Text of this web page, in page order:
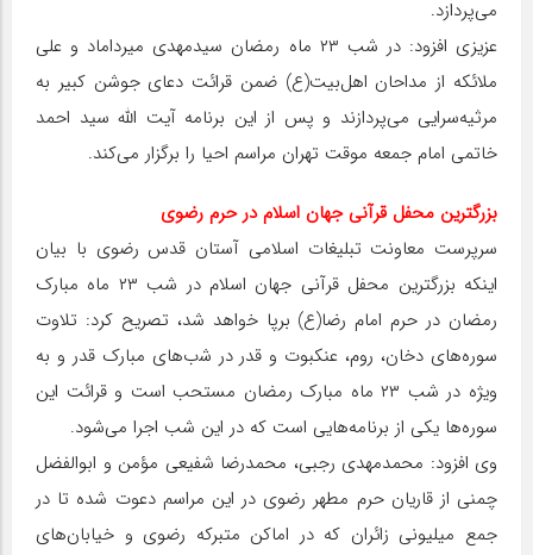
می‌پردازد.
عزیزی اﻓﺰود: در ﺷﺐ ۲۳ ماه رمضان سیدمهدی میرداماد و علی
ملائکه از ﻣﺪاحان اهلﺑﯿﺖ(ع) ﺿﻤﻦ ﻗﺮاﺋﺖ دﻋﺎی ﺟﻮﺷﻦ ﻛﺒﯿﺮ ﺑﻪ
ﻣﺮﺛﯿﻪﺳﺮاﻳﻲ ﻣﻲﭘﺮدازند و ﭘﺲ از اﻳﻦ ﺑﺮﻧﺎﻣﻪ آیت الله سید احمد
خاتمی امام جمعه موقت تهران ﻣﺮاﺳﻢ اﺣﯿﺎ را ﺑﺮﮔﺰار میﻛﻨﺪ.
ﺑﺰرﮔﺘﺮﯾﻦ ﻣﺤﻔﻞ ﻗﺮآﻧﯽ جهان اﺳﻼم در حرم رضوی
سرپرست ﻣﻌﺎونت ﺗﺒﻠﯿﻐﺎت اﺳﻼﻣﻲ آﺳﺘﺎن ﻗﺪس رﺿﻮی ﺑﺎ ﺑﯿﺎن
اﯾﻨﮑﻪ ﺑﺰرﮔﺘﺮﯾﻦ ﻣﺤﻔﻞ ﻗﺮآﻧﯽ جهان اﺳﻼم در ﺷﺐ ۲۳ ﻣﺎه ﻣﺒﺎرک
رﻣﻀﺎن در ﺣﺮم اﻣﺎم رﺿﺎ(ع) ﺑﺮﭘﺎ ﺧواهد شد، ﺗﺼﺮﻳﺢ ﻛﺮد: ﺗﻼوت
ﺳﻮره‌های دﺧﺎن، روم، ﻋﻨﮑﺒﻮت و ﻗﺪر در ﺷب‌های مبارک ﻗﺪر و به
وﯾﮋه در ﺷﺐ ۲۳ ﻣﺎه ﻣﺒﺎرک رﻣﻀﺎن مستحب است و قرائت این
سوره‌ها یکی از برنامه‌هایی است که در این شب اجرا می‌شود.
وی افزود: محمدمهدی رجبی، محمدرضا شفیعی مؤمن و ابوالفضل
چمنی از قاریان حرم مطهر رضوی در این مراسم دعوت شده ﺗﺎ در
ﺟﻤﻊ ﻣﯿﻠﯿﻮنی زاﺋﺮان ﮐﻪ در اﻣﺎﮐﻦ ﻣﺘﺒﺮﮐﻪ رﺿﻮی و ﺧﯿﺎﺑﺎن‌های